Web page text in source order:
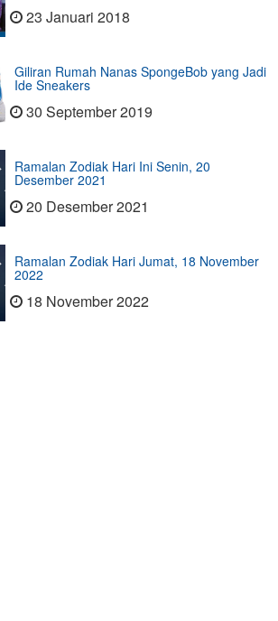
23 Januari 2018
Giliran Rumah Nanas SpongeBob yang Jadi
Ide Sneakers
30 September 2019
Ramalan Zodiak Hari Ini Senin, 20
Desember 2021
20 Desember 2021
Ramalan Zodiak Hari Jumat, 18 November
2022
18 November 2022